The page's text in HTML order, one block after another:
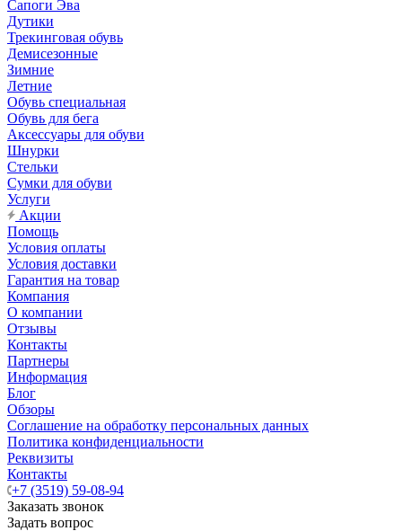
Сапоги Эва
Дутики
Трекинговая обувь
Демисезонные
Зимние
Летние
Обувь специальная
Обувь для бега
Аксессуары для обуви
Шнурки
Стельки
Сумки для обуви
Услуги
Акции
Помощь
Условия оплаты
Условия доставки
Гарантия на товар
Компания
О компании
Отзывы
Контакты
Партнеры
Информация
Блог
Обзоры
Соглашение на обработку персональных данных
Политика конфиденциальности
Реквизиты
Контакты
+7 (3519) 59-08-94
Заказать звонок
Задать вопрос